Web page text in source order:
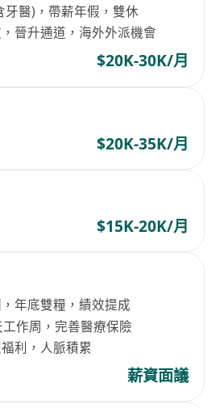
牙醫)，帶薪年假，雙休
晉升通道，海外外派機會
$20K-30K/月
$20K-35K/月
$15K-20K/月
年底雙糧，績效提成
作周，完善醫療保險
利，人脈積累
薪資面議